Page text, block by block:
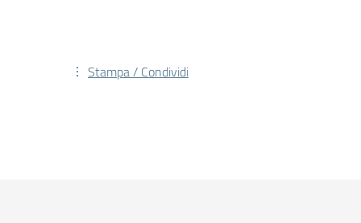
Stampa / Condividi